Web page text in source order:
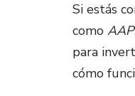
Si estás
como
para
cómo